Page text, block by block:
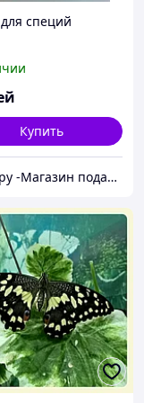
специй
Купить
Behappy -Магазин подарков ручной работы